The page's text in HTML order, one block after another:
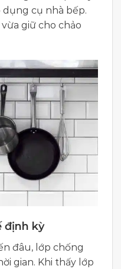
cụ nhà bếp.
giữ cho chảo
định kỳ
đâu, lớp chống
gian. Khi thấy lớp